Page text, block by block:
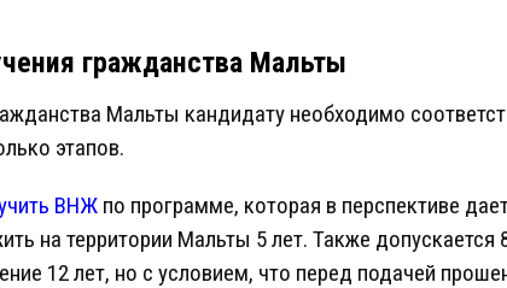
гражданства Мальты
Мальты кандидату необходимо
этапов.
ВНЖ по программе, которая в перспективе
на территории Мальты 5 лет. Также допускается
12 лет, но с условием, что перед подачей